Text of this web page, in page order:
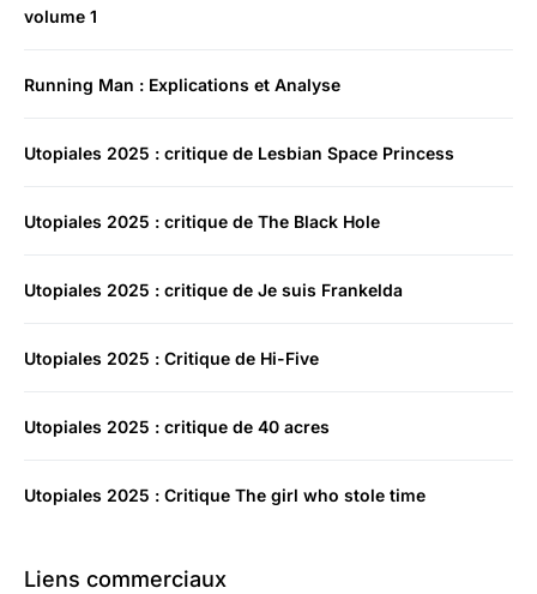
volume 1
Running Man : Explications et Analyse
Utopiales 2025 : critique de Lesbian Space Princess
Utopiales 2025 : critique de The Black Hole
Utopiales 2025 : critique de Je suis Frankelda
Utopiales 2025 : Critique de Hi-Five
Utopiales 2025 : critique de 40 acres
Utopiales 2025 : Critique The girl who stole time
Liens commerciaux